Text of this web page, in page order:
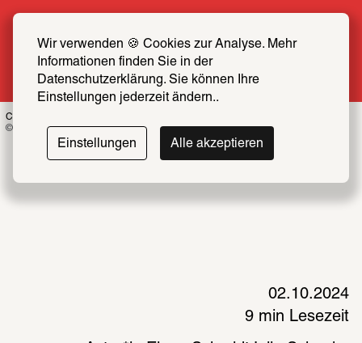
Wir verwenden 🍪 Cookies zur Analyse. Mehr
Informationen finden Sie in der
Datenschutzerklärung. Sie können Ihre
Einstellungen jederzeit ändern..
Einstellungen Alle akzeptieren
SCHIRN FREUND*IN werden
Mehr erfahren
Carol Rama in ihrem Wohnatelier, 1994
© Foto: Pino Dell’Aquila
02.10.2024
9 min Lesezeit